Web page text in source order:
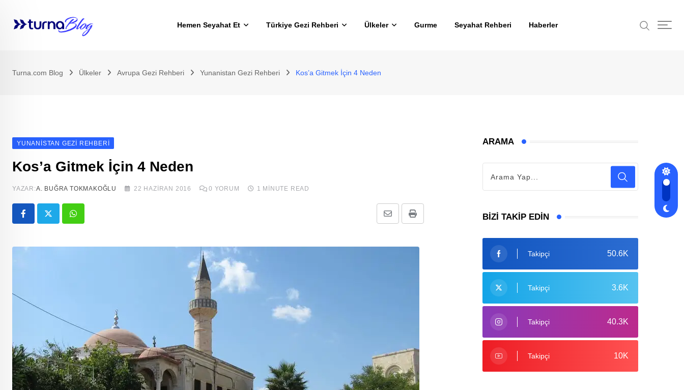
Hemen Seyahat Et Türkiye Gezi Rehberi Ülkeler Gurme Seyahat Rehberi Haberler
Turna.com Blog Ülkeler Avrupa Gezi Rehberi Yunanistan Gezi Rehberi Kos’a Gitmek İçin 4 Neden
YUNANISTAN GEZI REHBERI
Kos’a Gitmek İçin 4 Neden
YAZAR:A. BUĞRA TOKMAKOĞLU 22 HAZIRAN 2016 0 YORUM 1 MINUTE READ
Whatsapp Print
ile
ARAMA
BIZI TAKIP EDIN
50.6K
Takipçi
3.6K
Takipçi
40.3K
Takipçi
10K
Takipçi